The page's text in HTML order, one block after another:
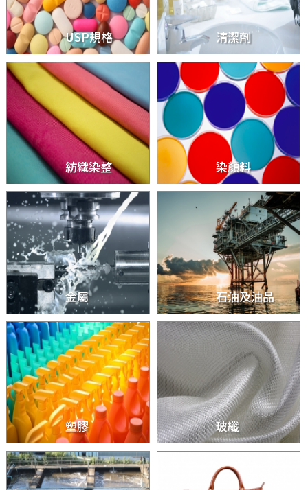
USP規格 清潔劑
紡織染整 染顏料
金屬 石油及油品
塑膠 玻纖